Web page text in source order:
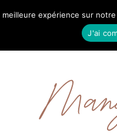
MODE
expérience sur
J'ai